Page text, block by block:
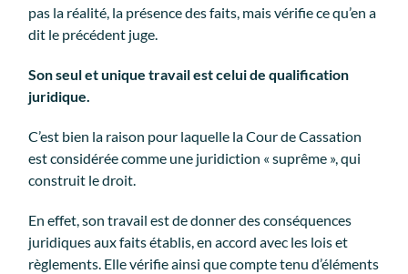
pas la réalité, la présence des faits, mais vérifie ce qu’en a
dit le précédent juge.
Son seul et unique travail est celui de qualification
juridique.
C’est bien la raison pour laquelle la Cour de Cassation
est considérée comme une juridiction « suprême », qui
construit le droit.
En effet, son travail est de donner des conséquences
juridiques aux faits établis, en accord avec les lois et
règlements. Elle vérifie ainsi que compte tenu d’éléments